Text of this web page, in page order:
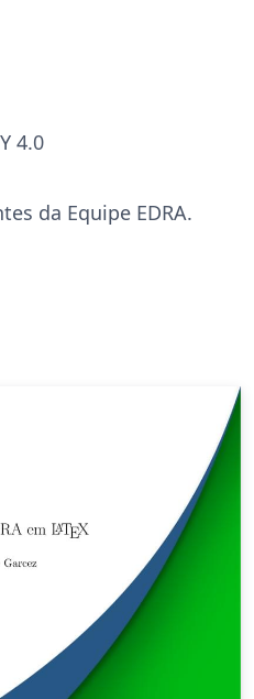
4.0
da Equipe EDRA.